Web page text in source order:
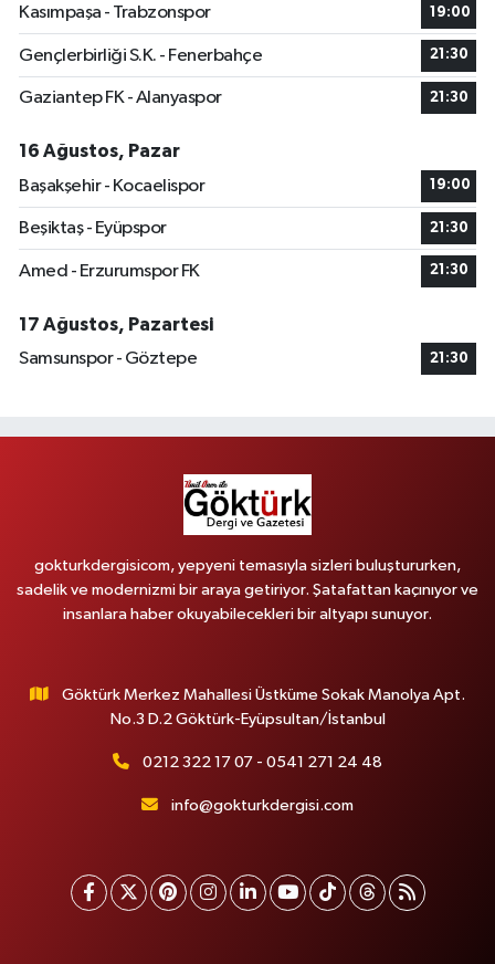
Kasımpaşa - Trabzonspor 19:00
Gençlerbirliği S.K. - Fenerbahçe 21:30
Gaziantep FK - Alanyaspor 21:30
16 Ağustos, Pazar
Başakşehir - Kocaelispor
19:00
Beşiktaş - Eyüpspor 21:30
Amed - Erzurumspor FK 21:30
17 Ağustos, Pazartesi
Samsunspor - Göztepe
21:30
gokturkdergisicom, yepyeni temasıyla sizleri buluştururken,
sadelik ve modernizmi bir araya getiriyor. Şatafattan kaçınıyor ve
insanlara haber okuyabilecekleri bir altyapı sunuyor.
Göktürk Merkez Mahallesi Üstküme Sokak Manolya Apt.
No.3 D.2 Göktürk-Eyüpsultan/İstanbul
0212 322 17 07 - 0541 271 24 48
info@gokturkdergisi.com